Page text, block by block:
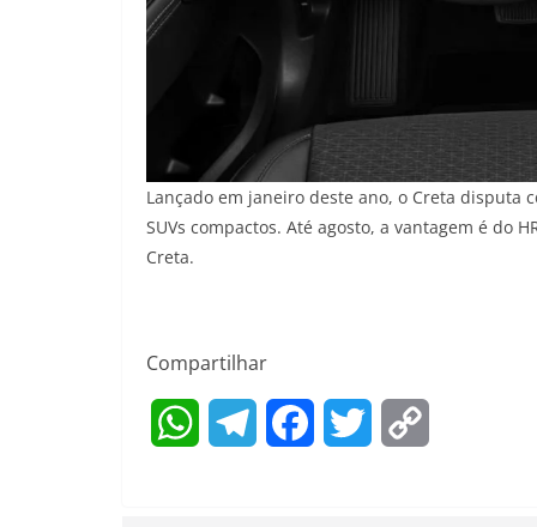
Lançado em janeiro deste ano, o Creta disputa
SUVs compactos. Até agosto, a vantagem é do
Creta.
Compartilhar
W